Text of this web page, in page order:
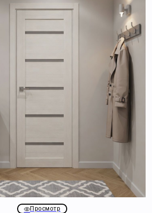
Просмотр